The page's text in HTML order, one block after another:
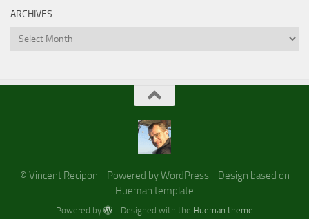
ARCHIVES
Archives
© Vincent Recipon - Powered by WordPress - Design based on
Hueman template
Powered by - Designed with the Hueman theme